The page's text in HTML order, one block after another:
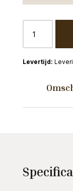
hoekbank
Harderwijk
Ribstof